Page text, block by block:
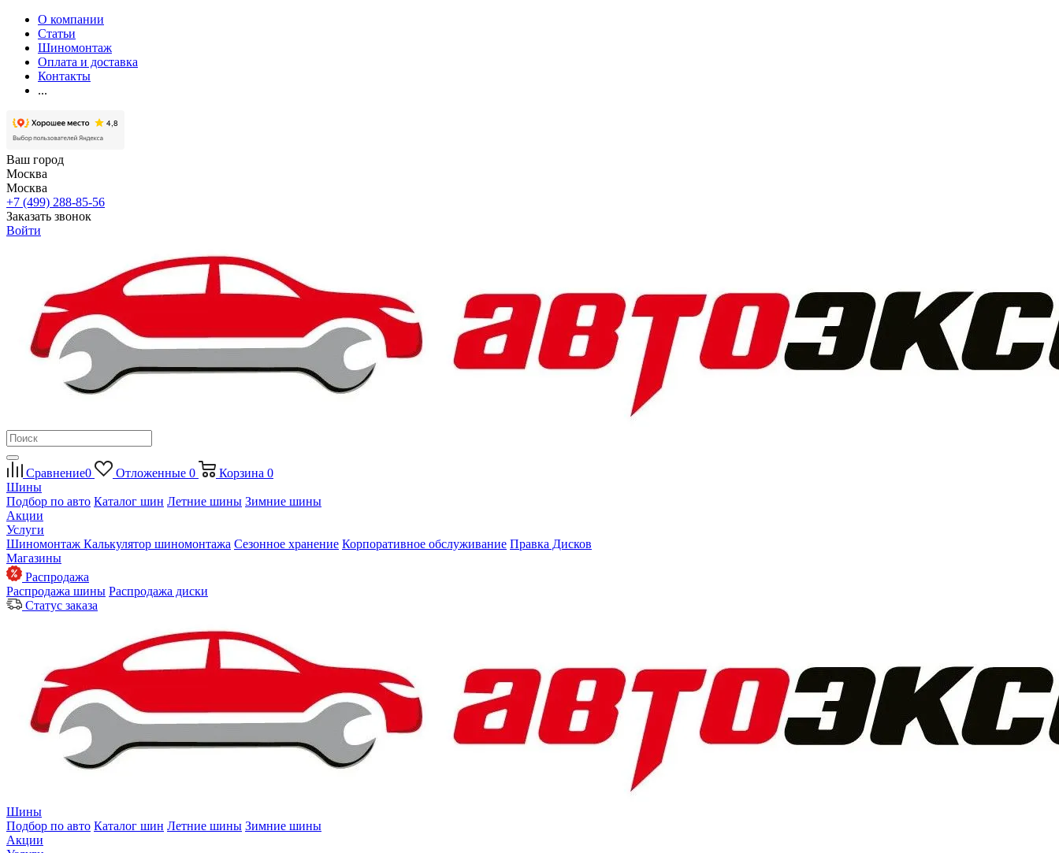
О компании
Статьи
Шиномонтаж
Оплата и доставка
Контакты
...
Ваш город
Москва
Москва
+7 (499) 288-85-56
Заказать звонок
Войти
Сравнение0 Отложенные 0 Корзина 0
Шины
Подбор по авто Каталог шин Летние шины Зимние шины
Акции
Услуги
Шиномонтаж Калькулятор шиномонтажа Сезонное хранение Корпоративное обслуживание Правка Дисков
Магазины
Распродажа
Распродажа шины Распродажа диски
Статус заказа
Шины
Подбор по авто Каталог шин Летние шины Зимние шины
Акции